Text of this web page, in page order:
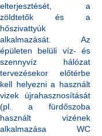
elterjesztését, a
zöldtetők és a
hőszivattyúk
alkalmazását. Az
épületen belüli víz- és
szennyvíz hálózat
tervezésekor előtérbe
kell helyezni a használt
vizek újrahasznosítását
(pl. a fürdőszoba
használt vizének
alkalmazása WC